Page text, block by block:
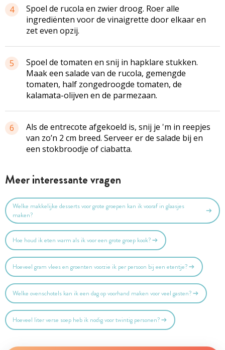
4
Spoel de rucola en zwier droog. Roer alle
ingrediënten voor de vinaigrette door elkaar en
zet even opzij.
5
Spoel de tomaten en snij in hapklare stukken.
Maak een salade van de rucola, gemengde
tomaten, half zongedroogde tomaten, de
kalamata-olijven en de parmezaan.
6
Als de entrecote afgekoeld is, snij je 'm in reepjes
van zo’n 2 cm breed. Serveer er de salade bij en
een stokbroodje of ciabatta.
Meer interessante vragen
Welke makkelijke desserts voor grote groepen kan ik vooraf in glaasjes
maken?
Hoe houd ik eten warm als ik voor een grote groep kook?
Hoeveel gram vlees en groenten voorzie ik per persoon bij een etentje?
Welke ovenschotels kan ik een dag op voorhand maken voor veel gasten?
Hoeveel liter verse soep heb ik nodig voor twintig personen?